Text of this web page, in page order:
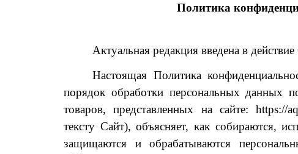
Политика
Актуальная редакция введена в
Настоящая Политика
порядок обработки персональных данных
товаров, представленных на сайте: https://
тексту Сайт), объясняет, как собираются,
защищаются и обрабатываются